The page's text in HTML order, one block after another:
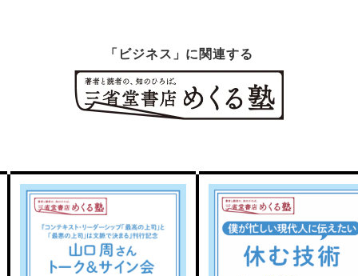
「ビジネス」に関連する